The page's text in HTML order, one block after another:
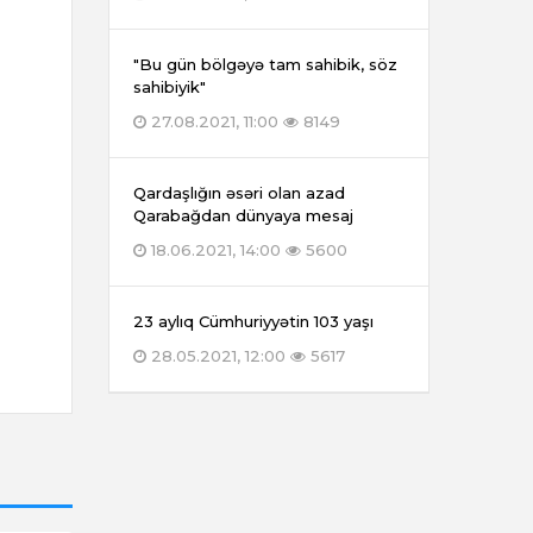
"Bu gün bölgəyə tam sahibik, söz
sahibiyik"
27.08.2021, 11:00
8149
Qardaşlığın əsəri olan azad
Qarabağdan dünyaya mesaj
18.06.2021, 14:00
5600
23 aylıq Cümhuriyyətin 103 yaşı
28.05.2021, 12:00
5617